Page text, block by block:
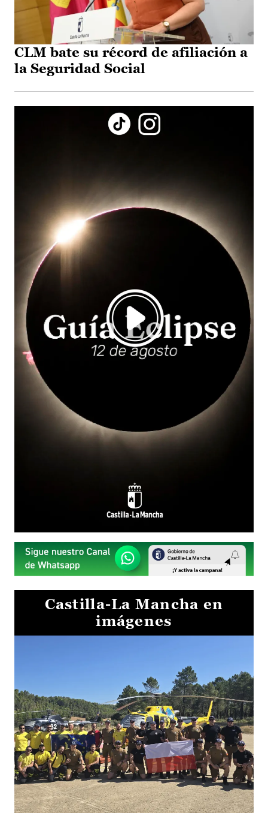
CLM bate su récord de afiliación a
la Seguridad Social
Castilla-La Mancha en
imágenes